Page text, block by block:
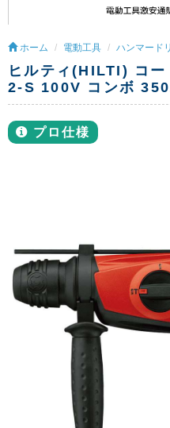
ホーム 電動工具 ハンマード
ヒルティ(HILTI) コー
2-S 100V コンボ
プロ仕様